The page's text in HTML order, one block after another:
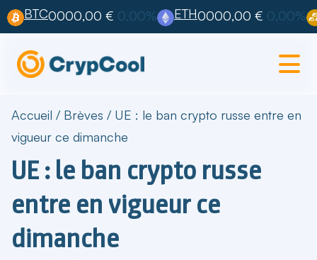
BTC0000,00 € 0,00% ETH0000,00 € 0,00%
Accueil / Brèves / UE : le ban crypto russe entre en
vigueur ce dimanche
UE : le ban crypto russe
entre en vigueur ce
dimanche